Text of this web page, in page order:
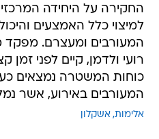
המעורבים ומעצרם. מפקד
רועי ולדמן, קיים לפני
כוחות המשטרה נמצאים
המעורבים באירוע, אשר
אלימות אשקלון